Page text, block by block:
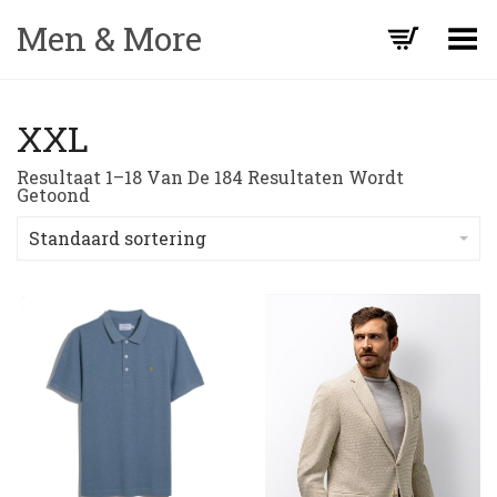
Men & More Toggle Menu
XXL
Resultaat 1–18 Van De 184 Resultaten Wordt
Getoond
Standaard sortering